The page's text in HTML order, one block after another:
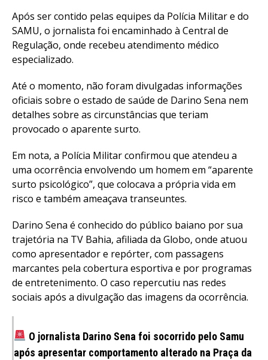
Após ser contido pelas equipes da Polícia Militar e do
SAMU, o jornalista foi encaminhado à Central de
Regulação, onde recebeu atendimento médico
especializado.
Até o momento, não foram divulgadas informações
oficiais sobre o estado de saúde de Darino Sena nem
detalhes sobre as circunstâncias que teriam
provocado o aparente surto.
Em nota, a Polícia Militar confirmou que atendeu a
uma ocorrência envolvendo um homem em “aparente
surto psicológico”, que colocava a própria vida em
risco e também ameaçava transeuntes.
Darino Sena é conhecido do público baiano por sua
trajetória na TV Bahia, afiliada da Globo, onde atuou
como apresentador e repórter, com passagens
marcantes pela cobertura esportiva e por programas
de entretenimento. O caso repercutiu nas redes
sociais após a divulgação das imagens da ocorrência.
O jornalista Darino Sena foi socorrido pelo Samu
após apresentar comportamento alterado na Praça da